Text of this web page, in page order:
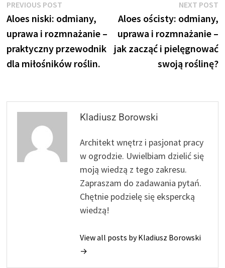
Nawigacja
wpisu
PREVIOUS POST
post:
Aloes niski: odmiany,
uprawa i rozmnażanie –
praktyczny przewodnik
dla miłośników roślin.
NEXT POST
Aloes ościsty: odmiany,
uprawa i rozmnażanie –
jak zacząć i pielęgnować
swoją roślinę?
Kladiusz Borowski
Architekt wnętrz i pasjonat pracy
w ogrodzie. Uwielbiam dzielić się
moją wiedzą z tego zakresu.
Zapraszam do zadawania pytań.
Chętnie podzielę się ekspercką
wiedzą!
View all posts by Kladiusz Borowski
→